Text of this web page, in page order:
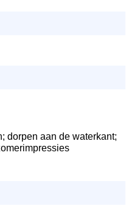
dorpen aan de waterkant;